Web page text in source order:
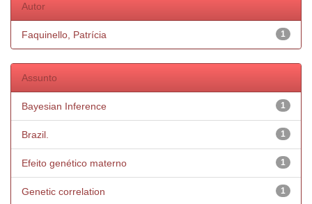
Autor
1
Faquinello, Patrícia
Assunto
1
Bayesian Inference
1
Brazil.
1
Efeito genético materno
1
Genetic correlation